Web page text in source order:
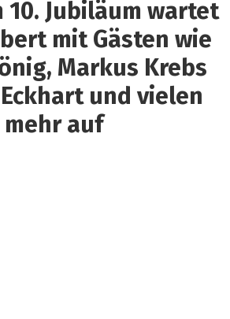
10. Jubiläum wartet
mit Gästen wie
Markus Krebs
und vielen
mehr auf